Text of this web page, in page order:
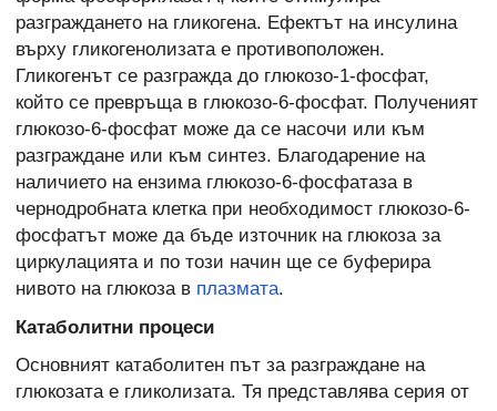
разграждането на гликогена. Ефектът на инсулина
върху гликогенолизата е противоположен.
Гликогенът се разгражда до глюкозо-1-фосфат,
който се превръща в глюкозо-6-фосфат. Полученият
глюкозо-6-фосфат може да се насочи или към
разграждане или към синтез. Благодарение на
наличието на ензима глюкозо-6-фосфатаза в
чернодробната клетка при необходимост глюкозо-6-
фосфатът може да бъде източник на глюкоза за
циркулацията и по този начин ще се буферира
нивото на глюкоза в плазмата.
Катаболитни процеси
Основният катаболитен път за разграждане на
глюкозата е гликолизата. Тя представлява серия от